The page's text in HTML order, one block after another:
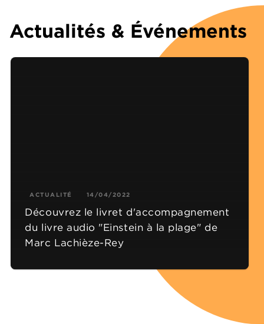
Actualités & Événements
ACTUALITÉ 14/04/2022
Découvrez le livret d'accompagnement
du livre audio "Einstein à la plage" de
Marc Lachièze-Rey